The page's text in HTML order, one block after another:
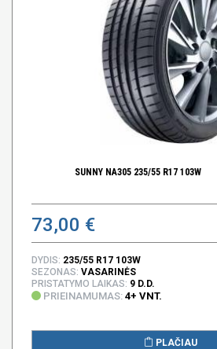
SUNNY NA305 235/55 R17 103W
73,00 €
DYDIS: 235/55 R17 103W
SEZONAS: VASARINĖS
PRISTATYMO LAIKAS: 9 D.D.
PRIEINAMUMAS: 4+ VNT.
PLAČIAU